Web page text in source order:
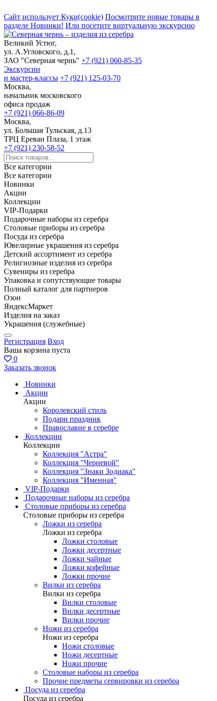
Сайт использует Куки(cookie) Посмотрите новые товары в
разделе Новинки! Или посетите виртуальную экскурсию
Великий Устюг,
ул. А.Угловского, д.1,
ЗАО "Северная чернь" +7 (921) 060-85-35
Экскурсии
и мастер-классы +7 (921) 125-03-70
Москва,
начальник московского
офиса продаж
+7 (921) 066-86-09
Москва,
ул. Большая Тульская, д.13
ТРЦ Ереван Плаза, 1 этаж
+7 (921) 230-58-52
Все категории
Все категории
Новинки
Акции
Коллекции
VIP-Подарки
Подарочные наборы из серебра
Столовые приборы из серебра
Посуда из серебра
Ювелирные украшения из серебра
Детский ассортимент из серебра
Религиозные изделия из серебра
Сувениры из серебра
Упаковка и сопутствующие товары
Полный каталог для партнеров
Озон
ЯндексМаркет
Изделия на заказ
Украшения (служебные)
Регистрация Вход
Ваша корзина пуста
0
Заказать звонок
Новинки
Акции
Акции
Королевский стиль
Подари праздник
Православие в серебре
Коллекции
Коллекции
Коллекция "Астра"
Коллекция "Черневой"
Коллекция "Знаки Зодиака"
Коллекция "Именная"
VIP-Подарки
Подарочные наборы из серебра
Столовые приборы из серебра
Столовые приборы из серебра
Ложки из серебра
Ложки из серебра
Ложки столовые
Ложки десертные
Ложки чайные
Ложки кофейные
Ложки прочие
Вилки из серебра
Вилки из серебра
Вилки столовые
Вилки десертные
Вилки прочие
Ножи из серебра
Ножи из серебра
Ножи столовые
Ножи десертные
Ножи прочие
Столовые наборы из серебра
Прочие предметы сервировки из серебра
Посуда из серебра
Посуда из серебра